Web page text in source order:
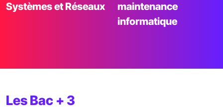
Systèmes et Réseaux
maintenance
informatique
Les Bac + 3